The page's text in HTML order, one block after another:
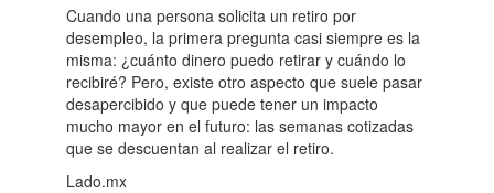
Cuando una persona solicita un retiro por
desempleo, la primera pregunta casi siempre es la
misma: ¿cuánto dinero puedo retirar y cuándo lo
recibiré? Pero, existe otro aspecto que suele pasar
desapercibido y que puede tener un impacto
mucho mayor en el futuro: las semanas cotizadas
que se descuentan al realizar el retiro.
Lado.mx